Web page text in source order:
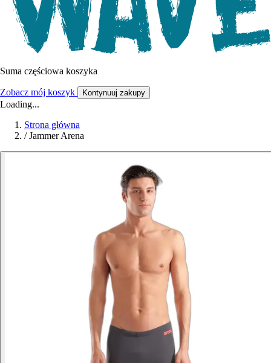
Suma częściowa koszyka
Zobacz mój koszyk Kontynuuj zakupy
Loading...
Strona główna
/ Jammer Arena